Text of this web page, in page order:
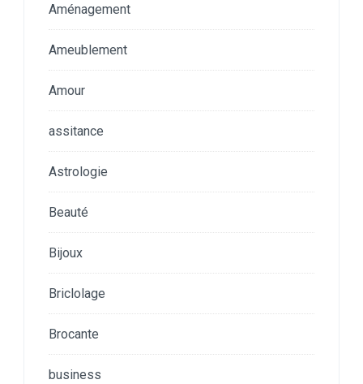
Aménagement
Ameublement
Amour
assitance
Astrologie
Beauté
Bijoux
Briclolage
Brocante
business